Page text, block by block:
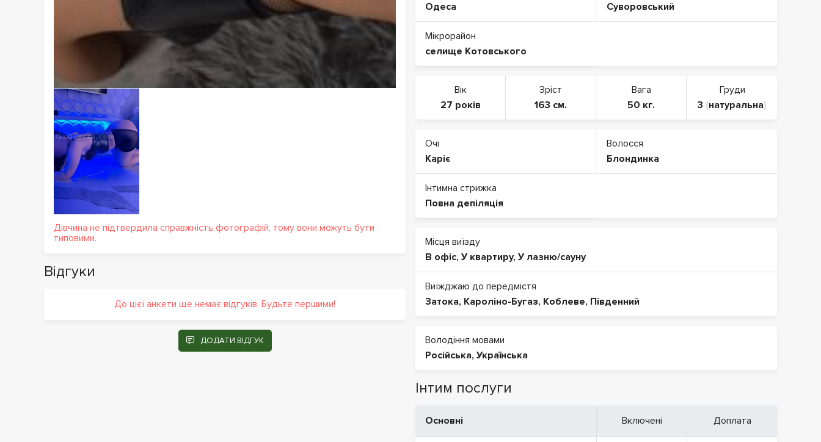
Дівчина не підтвердила справжність фотографій, тому вони можуть бути
типовими.
Одеса
Суворовський
Мікрорайон
селище Котовського
Вік
27 років
Зріст
163 см.
Вага
50 кг.
Груди
3 (натуральна)
Очі
Каріє
Волосся
Блондинка
Інтимна стрижка
Повна депіляція
Місця виїзду
В офіс, У квартиру, У лазню/сауну
Виїжджаю до передмістя
Затока, Кароліно-Бугаз, Коблеве, Південний
Володіння мовами
Російська, Українська
Інтим послуги
Основні Включені Доплата
Відгуки
До цієї анкети ще немає відгуків. Будьте першими!
ДОДАТИ ВІДГУК